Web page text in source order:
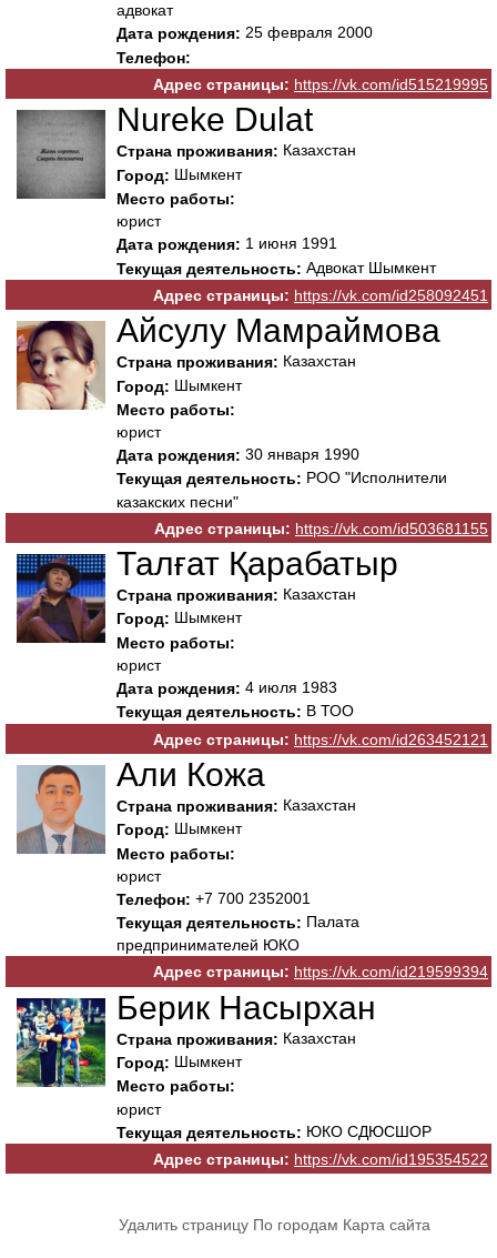
адвокат
Дата рождения: 25 февраля 2000
Телефон:
Адрес страницы: https://vk.com/id515219995
Nureke Dulat
Страна проживания: Казахстан
Город: Шымкент
Место работы:
юрист
Дата рождения: 1 июня 1991
Текущая деятельность: Адвокат Шымкент
Адрес страницы: https://vk.com/id258092451
Айсулу Мамраймова
Страна проживания: Казахстан
Город: Шымкент
Место работы:
юрист
Дата рождения: 30 января 1990
Текущая деятельность: РОО "Исполнители
казакских песни"
Адрес страницы: https://vk.com/id503681155
Талғат Қарабатыр
Страна проживания: Казахстан
Город: Шымкент
Место работы:
юрист
Дата рождения: 4 июля 1983
Текущая деятельность: В ТОО
Адрес страницы: https://vk.com/id263452121
Али Кожа
Страна проживания: Казахстан
Город: Шымкент
Место работы:
юрист
Телефон: +7 700 2352001
Текущая деятельность: Палата
предпринимателей ЮКО
Адрес страницы: https://vk.com/id219599394
Берик Насырхан
Страна проживания: Казахстан
Город: Шымкент
Место работы:
юрист
Текущая деятельность: ЮКО СДЮСШОР
Адрес страницы: https://vk.com/id195354522
Удалить страницу По городам Карта сайта